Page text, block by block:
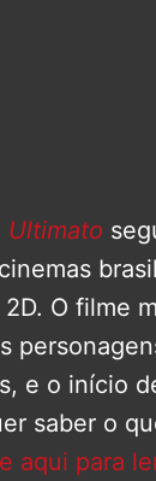
Ultimato
O filme
e o início
saber o
aqui para